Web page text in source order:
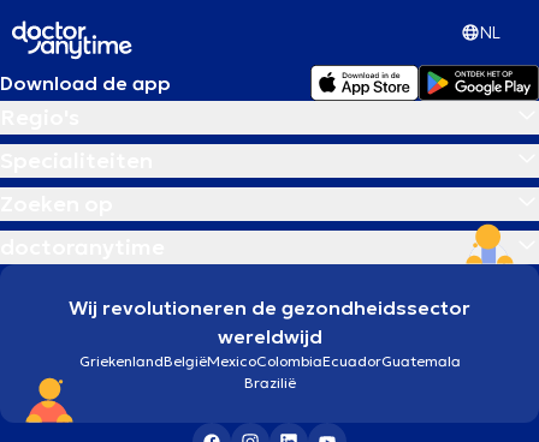
NL
Download de app
Wij revolutioneren de gezondheidssector
wereldwijd
GriekenlandBelgiëMexicoColombiaEcuadorGuatemala
Brazilië